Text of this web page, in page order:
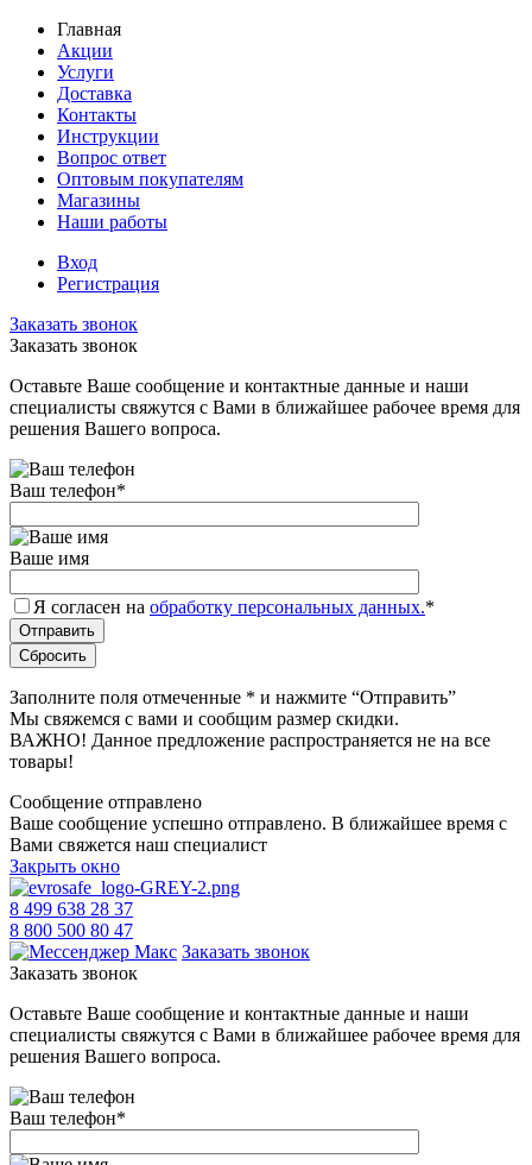
Главная
Акции
Услуги
Доставка
Контакты
Инструкции
Вопрос ответ
Оптовым покупателям
Магазины
Наши работы
Вход
Регистрация
Заказать звонок
Заказать звонок
Оставьте Ваше сообщение и контактные данные и наши
специалисты свяжутся с Вами в ближайшее рабочее время для
решения Вашего вопроса.
Ваш телефон*
Ваше имя
Я согласен на обработку персональных данных.*
Заполните поля отмеченные * и нажмите “Отправить”
Мы свяжемся с вами и сообщим размер скидки.
ВАЖНО! Данное предложение распространяется не на все
товары!
Сообщение отправлено
Ваше сообщение успешно отправлено. В ближайшее время с
Вами свяжется наш специалист
Закрыть окно
8 499 638 28 37
8 800 500 80 47
Заказать звонок
Заказать звонок
Оставьте Ваше сообщение и контактные данные и наши
специалисты свяжутся с Вами в ближайшее рабочее время для
решения Вашего вопроса.
Ваш телефон*